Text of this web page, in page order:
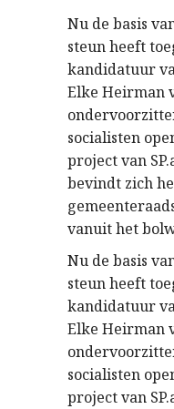
Nu de basis
steun heeft
kandidatuur
Elke Heirman
socialisten
project van
bevindt zich
vanuit het
Nu de basis
steun heeft
kandidatuur
Elke Heirman
socialisten
project van